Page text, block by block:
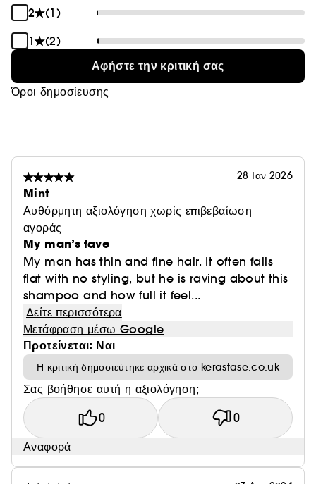
2
(1)
1
(2)
Αφήστε την κριτική σας
Όροι δημοσίευσης
28 Ιαν 2026
Mint
Αυθόρμητη αξιολόγηση χωρίς επιβεβαίωση
αγοράς
My man’s fave
My man has thin and fine hair. It often falls
flat with no styling, but he is raving about this
shampoo and how full it feel...
Δείτε περισσότερα
Μετάφραση μέσω Google
Προτείνεται: Ναι
Η κριτική δημοσιεύτηκε αρχικά στο kerastase.co.uk
Σας βοήθησε αυτή η αξιολόγηση;
0 0
Αναφορά